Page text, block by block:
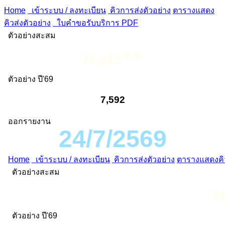
Home เข้าระบบ / ลงทะเบียน คิวการส่งตัวอย่าง ตารางแสดง
คิวส่งตัวอย่าง
ใบคำขอรับบริการ PDF
ตัวอย่างสะสม
ตัวอย่าง ปี'69
7,592
ออกรายงาน
24/7/2569